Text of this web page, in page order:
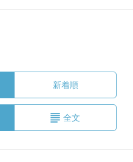
新着順
全文